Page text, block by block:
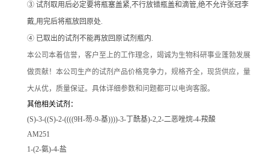
③ 试剂取用后必定要将瓶塞盖紧,不行放错瓶盖和滴管,绝不允许张冠李
戴,用完后将瓶放回原处.
④ 已取出的试剂不能再放回原试剂瓶内.
本公司本着信誉，客户至上的工作理念，竭诚为生物科研事业蓬勃发展
做贡献！本公司生产的试剂产品价格竞争力，规格齐全，现货供应，量
大从优，质量保证。具体详细参数和问题都可以电询客服。
其他相关试剂：
(S)-3-((S)-2-((((9H-芴-9-基))))-3-丁酰基)-2,2-二恶唑烷-4-羧酸
AM251
1-(2-氨)-4-盐